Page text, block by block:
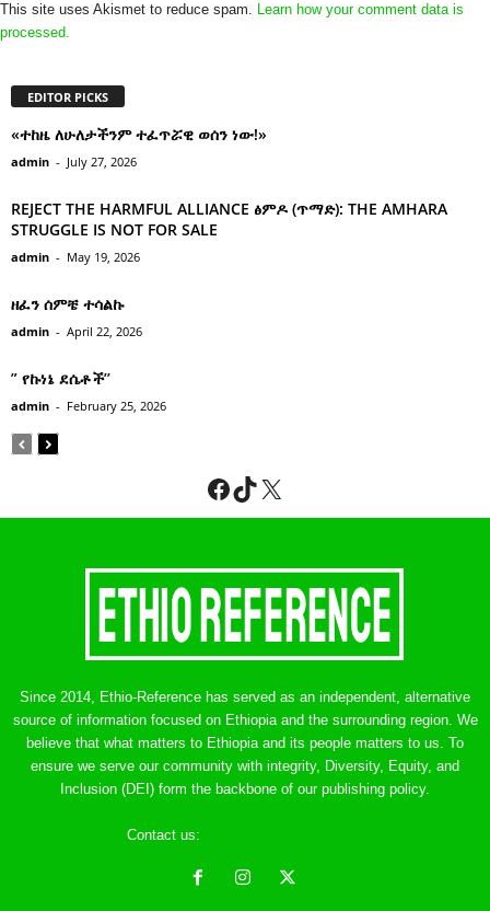
This site uses Akismet to reduce spam. Learn how your comment data is
processed.
EDITOR PICKS
«ተከዜ ለሁለታችንም ተፈጥሯዊ ወሰን ነው!»
admin - July 27, 2026
REJECT THE HARMFUL ALLIANCE ፅምዶ (ጥማድ): THE AMHARA
STRUGGLE IS NOT FOR SALE
admin - May 19, 2026
ዘፈን ሰምቼ ተሳልኩ
admin - April 22, 2026
” የኩነኔ ደሴቶች’’
admin - February 25, 2026
Facebook
TikTok
X
Since 2014, Ethio-Reference has served as an independent, alternative
source of information focused on Ethiopia and the surrounding region. We
believe that what matters to Ethiopia and its people matters to us. To
ensure we serve our community with integrity, Diversity, Equity, and
Inclusion (DEI) form the backbone of our publishing policy.
Contact us: